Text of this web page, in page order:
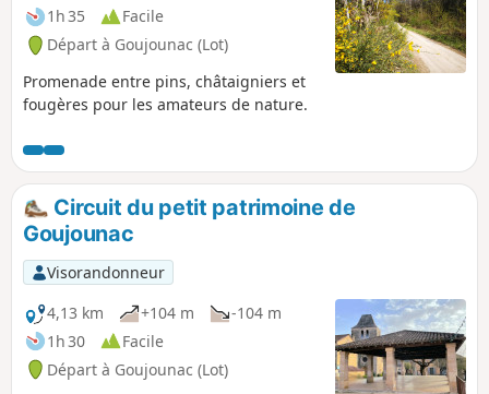
1h 35
Facile
Départ à Goujounac (Lot)
Promenade entre pins, châtaigniers et
fougères pour les amateurs de nature.
Circuit du petit patrimoine de
Goujounac
Visorandonneur
4,13 km
+104 m
-104 m
1h 30
Facile
Départ à Goujounac (Lot)